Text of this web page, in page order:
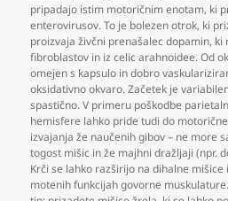
pripadajo istim motoričnim enotam, ki
enterovirusov. To je bolezen otrok, ki
proizvaja živčni prenašalec dopamin, ki
fibroblastov in iz celic arahnoidee. Od
omejen s kapsulo in dobro
oksidativno okvaro. Začetek je
spastično. V primeru poškodbe
hemisfere lahko pride tudi do
izvajanja že naučenih gibov – ne more
togost mišic in že majhni dražljaji (npr.
Krči se lahko razširijo na dihalne mišice
motenih funkcijah govorne